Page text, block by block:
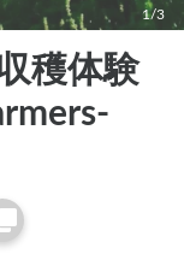
1/3
穫体験